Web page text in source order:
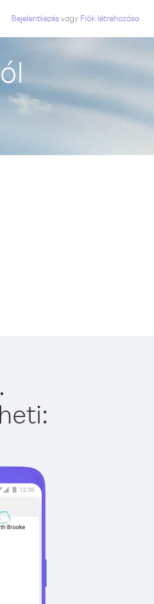
Bejelentkezésvagy Fiók létrehozása